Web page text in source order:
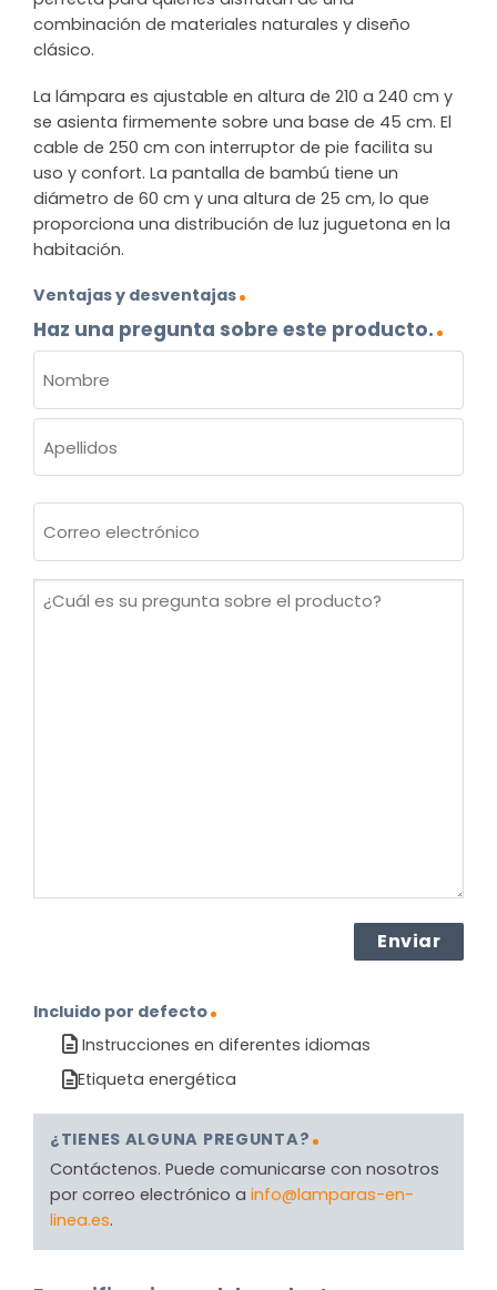
combinación de materiales naturales y diseño
clásico.
La lámpara es ajustable en altura de 210 a 240 cm y
se asienta firmemente sobre una base de 45 cm. El
cable de 250 cm con interruptor de pie facilita su
uso y confort. La pantalla de bambú tiene un
diámetro de 60 cm y una altura de 25 cm, lo que
proporciona una distribución de luz juguetona en la
habitación.
Ventajas y desventajas
Haz una pregunta sobre este producto.
(OBLIGATORIO)
Nombre
electrónico
¿Cuál
Incluido por defecto
Instrucciones en diferentes idiomas
Etiqueta energética
¿TIENES ALGUNA PREGUNTA?
Contáctenos. Puede comunicarse con nosotros
por correo electrónico a info@lamparas-en-
linea.es.